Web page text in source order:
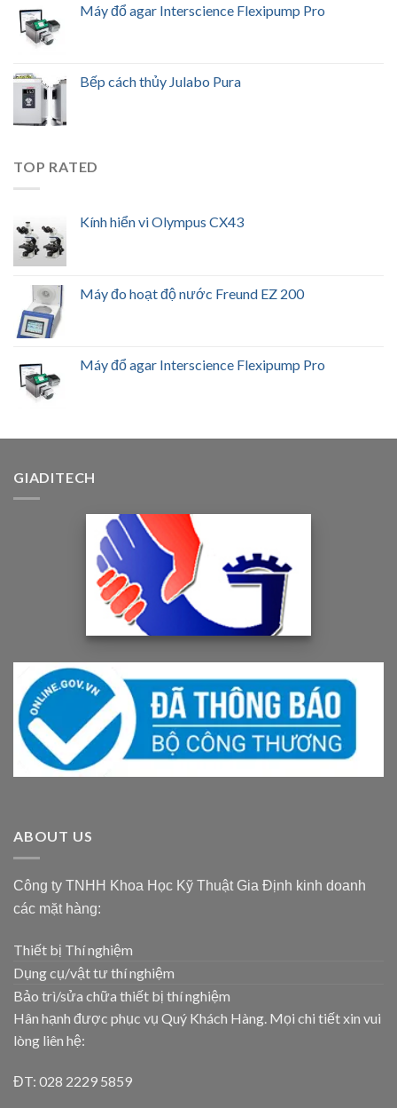
Máy đổ agar Interscience Flexipump Pro
Bếp cách thủy Julabo Pura
TOP RATED
Kính hiển vi Olympus CX43
Máy đo hoạt độ nước Freund EZ 200
Máy đổ agar Interscience Flexipump Pro
GIADITECH
ABOUT US
Công ty TNHH Khoa Học Kỹ Thuật Gia Định kinh doanh
các mặt hàng:
Thiết bị Thí nghiệm
Dụng cụ/vật tư thí nghiệm
Bảo trì/sửa chữa thiết bị thí nghiệm
Hân hạnh được phục vụ Quý Khách Hàng. Mọi chi tiết xin vui
lòng liên hệ:
ĐT: 028 2229 5859